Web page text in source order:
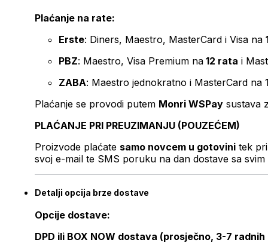
Plaćanje na rate:
Erste: Diners, Maestro, MasterCard i Visa na
PBZ: Maestro, Visa Premium na 12 rata i
ZABA: Maestro jednokratno i MasterCard na
Plaćanje se provodi putem Monri WSPay sustava
PLAĆANJE PRI PREUZIMANJU (POUZEĆEM)
Proizvode plaćate samo novcem u gotovini tek
svoj e-mail te SMS poruku na dan dostave sa svim
Detalji opcija brze dostave
Opcije dostave:
DPD ili BOX NOW dostava (prosječno, 3-7 radnih